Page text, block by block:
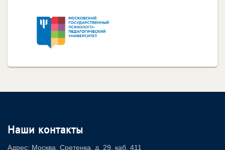
Наши контакты
Адрес: Москва, Сретенка, д. 29, каб. 411